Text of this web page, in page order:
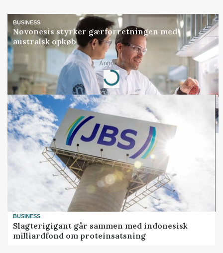
BUSINESS
Novonesis styrker gærforretningen med
australsk opkøb
Annonce
Loading...
BUSINESS
Slagterigigant går sammen med indonesisk
milliardfond om proteinsatsning